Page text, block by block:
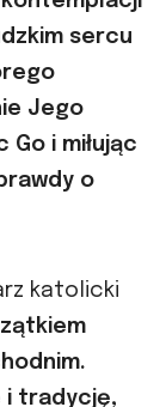
sercu
Jego
Go i miłując
o
katolicki
i tradycję,